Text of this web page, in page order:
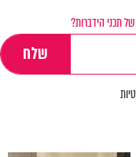
תכני הידברות?